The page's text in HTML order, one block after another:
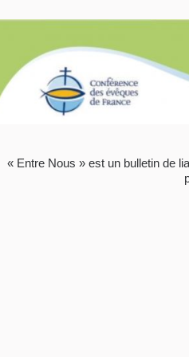
« Entre Nous » est un bulletin de